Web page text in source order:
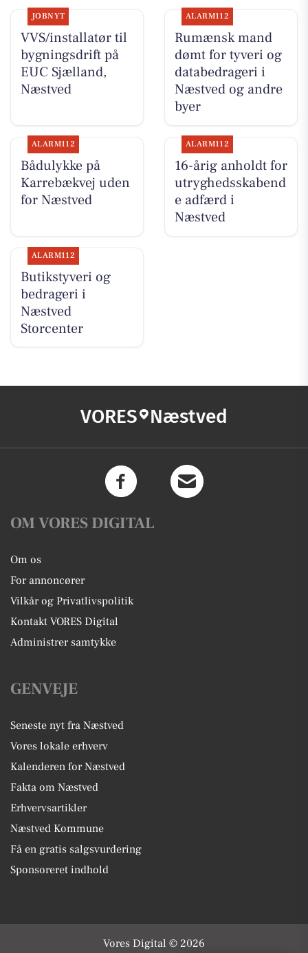
JOBNYT
VVS/installatør til
bygningsdrift på
EUC Sjælland,
Næstved
ALARM112
Rumænsk mand
dømt for tyveri og
databedrageri i
Næstved og andre
byer
ALARM112
Bådulykke på
Karrebækvej uden
for Næstved
ALARM112
16-årig anholdt for
utryghedsskabend
e adfærd i
Næstved
ALARM112
Butikstyveri og
bedrageri i
Næstved
Storcenter
VORES Næstved
OM VORES DIGITAL
Om os
For annoncører
Vilkår og Privatlivspolitik
Kontakt VORES Digital
Administrer samtykke
GENVEJE
Seneste nyt fra Næstved
Vores lokale erhverv
Kalenderen for Næstved
Fakta om Næstved
Erhvervsartikler
Næstved Kommune
Få en gratis salgsvurdering
Sponsoreret indhold
Vores Digital © 2026